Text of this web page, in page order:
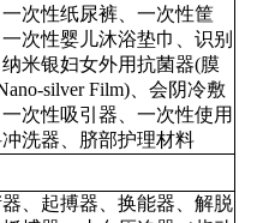
次性纸尿裤、一次性筐
次性婴儿沐浴垫巾、识别
米银妇女外用抗菌器(膜
silver Film)、会阴冷敷
次性吸引器、一次性使用
洗器、脐部护理材料
、起搏器、换能器、解脱